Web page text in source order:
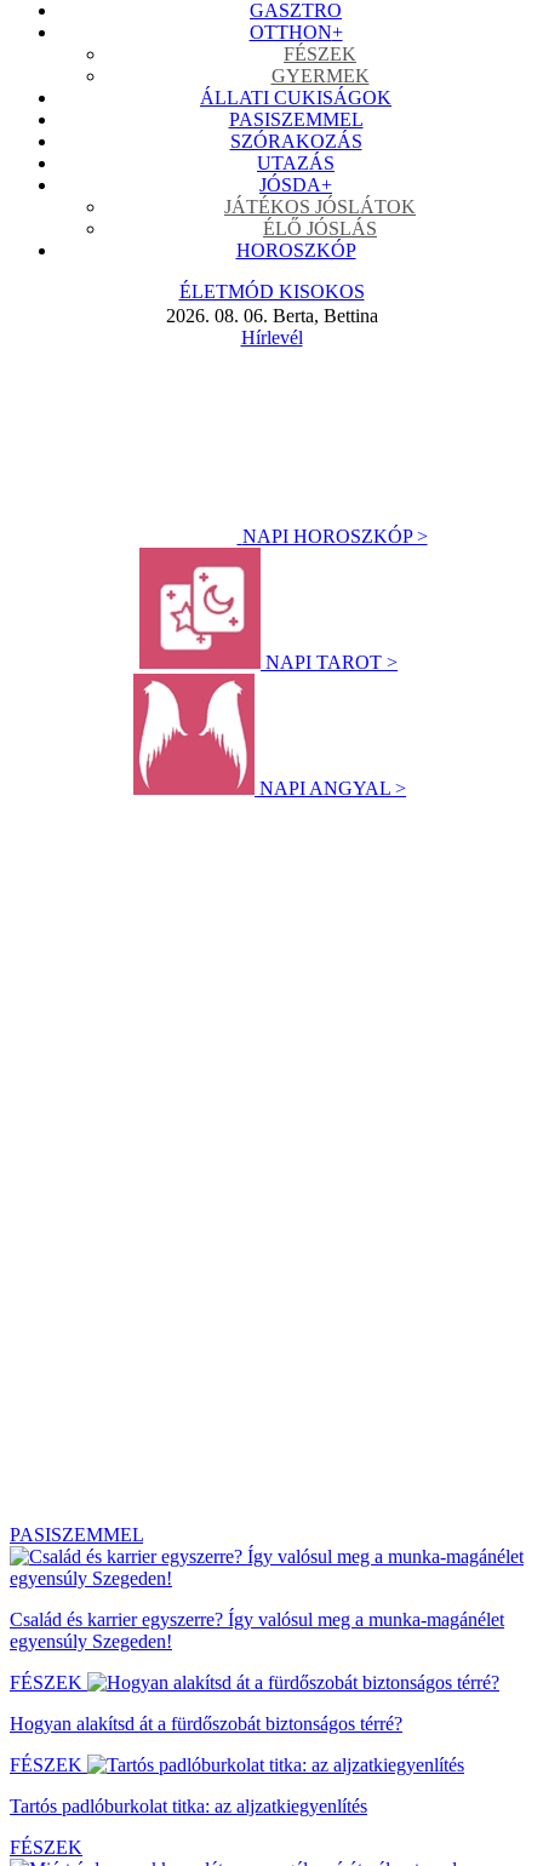
GASZTRO
OTTHON+
FÉSZEK
GYERMEK
ÁLLATI CUKISÁGOK
PASISZEMMEL
SZÓRAKOZÁS
UTAZÁS
JÓSDA+
JÁTÉKOS JÓSLÁTOK
ÉLŐ JÓSLÁS
HOROSZKÓP
ÉLETMÓD KISOKOS
2026. 08. 06. Berta, Bettina
Hírlevél
NAPI HOROSZKÓP >
NAPI TAROT >
NAPI ANGYAL >
PASISZEMMEL
Család és karrier egyszerre? Így valósul meg a munka-magánélet
egyensúly Szegeden!
FÉSZEK
Hogyan alakítsd át a fürdőszobát biztonságos térré?
FÉSZEK
Tartós padlóburkolat titka: az aljzatkiegyenlítés
FÉSZEK